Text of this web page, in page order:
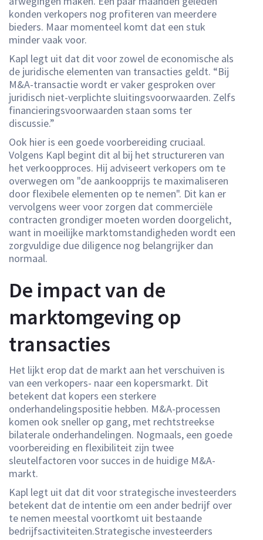
konden verkopers nog profiteren van meerdere
bieders. Maar momenteel komt dat een stuk
minder vaak voor.
Kapl legt uit dat dit voor zowel de economische als
de juridische elementen van transacties geldt. “Bij
M&A-transactie wordt er vaker gesproken over
juridisch niet-verplichte sluitingsvoorwaarden. Zelfs
financieringsvoorwaarden staan soms ter
discussie.”
Ook hier is een goede voorbereiding cruciaal.
Volgens Kapl begint dit al bij het structureren van
het verkoopproces. Hij adviseert verkopers om te
overwegen om "de aankoopprijs te maximaliseren
door flexibele elementen op te nemen". Dit kan er
vervolgens weer voor zorgen dat commerciële
contracten grondiger moeten worden doorgelicht,
want in moeilijke marktomstandigheden wordt een
zorgvuldige due diligence nog belangrijker dan
normaal.
De impact van de
marktomgeving op
transacties
Het lijkt erop dat de markt aan het verschuiven is
van een verkopers- naar een kopersmarkt. Dit
betekent dat kopers een sterkere
onderhandelingspositie hebben. M&A-processen
komen ook sneller op gang, met rechtstreekse
bilaterale onderhandelingen. Nogmaals, een goede
voorbereiding en flexibiliteit zijn twee
sleutelfactoren voor succes in de huidige M&A-
markt.
Kapl legt uit dat dit voor strategische investeerders
betekent dat de intentie om een ander bedrijf over
te nemen meestal voortkomt uit bestaande
bedrijfsactiviteiten.Strategische investeerders